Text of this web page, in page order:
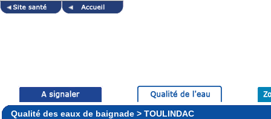
Qualité des eaux de baignade > TOULINDAC